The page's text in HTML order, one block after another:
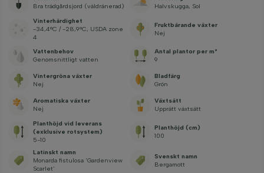
Bra trädgårdsjord (väldränerad)
Halvskugga, Sol
Vinterhärdighet
-34,4°C / -28,9°C, USDA zone
4
Fruktbärande växter
Nej
Vattenbehov
Genomsnittligt vatten
Antal plantor per m²
9
Vintergröna växter
Nej
Bladfärg
Grön
Aromatiska växter
Nej
Växtsätt
Upprätt växtsätt
Planthöjd vid leverans
(exklusive rotsystem)
5-10
Planthöjd (cm)
100
Latinskt namn
Monarda fistulosa 'Gardenview
Scarlet'
Svenskt namn
Bergamott